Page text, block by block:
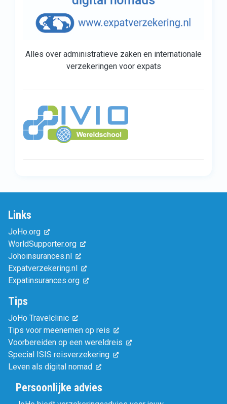
Alles over administratieve zaken en internationale
verzekeringen voor expats
Links
JoHo.org
WorldSupporter.org
Johoinsurances.nl
Expatverzekering.nl
Expatinsurances.org
Tips
JoHo Travelclinic
Tips voor meenemen op reis
Voorbereiden op een wereldreis
Special ISIS reisverzekering
Leven als digital nomad
Persoonlijke advies